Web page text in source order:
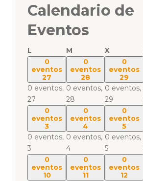
Calendario de
Eventos
L M X
0
eventos
27
0 eventos,
27
0
eventos
28
0 eventos,
28
0
eventos
29
0 eventos,
29
0
eventos
3
0 eventos,
3
0
eventos
4
0 eventos,
4
0
eventos
5
0 eventos,
5
0
eventos
10
0
eventos
11
0
eventos
12